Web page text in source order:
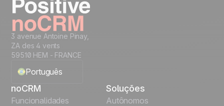
3 avenue Antoine Pinay,
ZA des 4 vents
59510 HEM - FRANCE
Português
English
noCRM
Funcionalidades
Soluções
Autônomos